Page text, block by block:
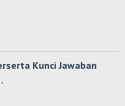
Kunci Jawaban